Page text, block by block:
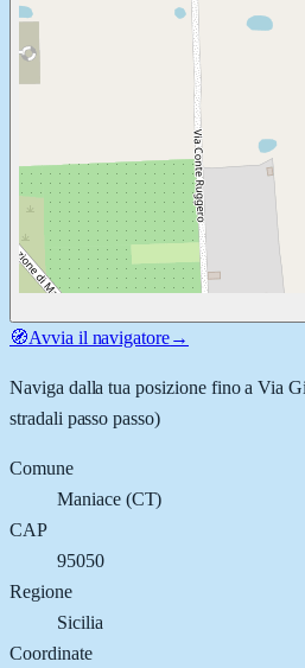
🧭Avvia il navigatore→
Naviga dalla tua posizione fino aVia
stradali passo passo)
Comune
Maniace(CT)
CAP
95050
Regione
Sicilia
Coordinate